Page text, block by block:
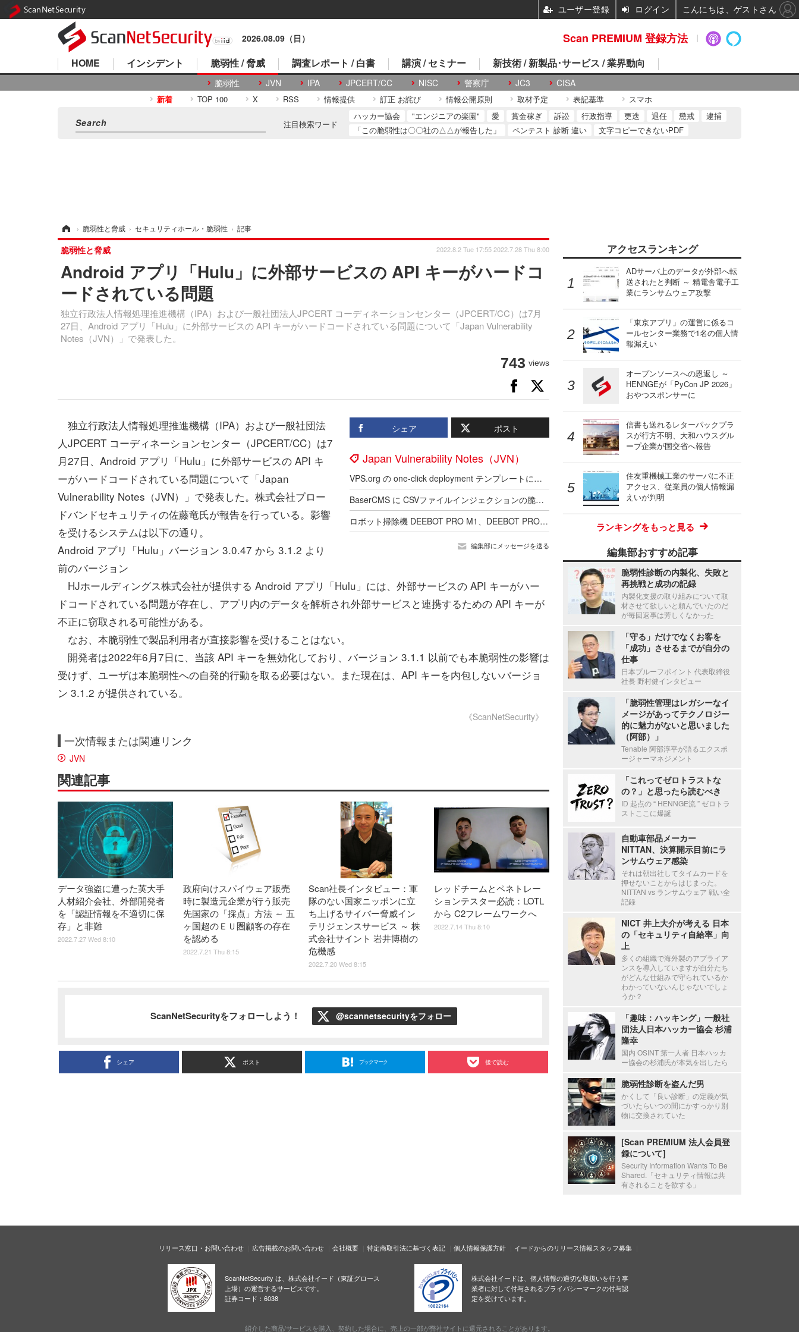
2026.08.09（日）
HOME インシデント 脆弱性 / 脅威
脆弱性 JVN IPA JPCERT/CC NISC 警察庁 JC3 CISA
調査レポート / 白書 講演 / セミナー 新技術 / 新製品･サービス / 業界動向
新着 TOP 100 X RSS 情報提供 訂正 お詫び 情報公開原則 取材予定 表記基準 スマホ
注目検索ワード
ハッカー協会 "エンジニアの楽園" 愛 賞金稼ぎ 訴訟 行政指導 更迭 退任 懲戒
逮捕
「この脆弱性は〇〇社の△△が報告した」
ペンテスト 診断 違い 文字コピーできないPDF
› 脆弱性と脅威 › セキュリティホール・脆弱性 › 記事
Android アプリ「Hulu」に外部サービスの API キーがハードコ
ードされている問題
独立行政法人情報処理推進機構（IPA）および一般社団法人JPCERT コーディネーションセンター（JPCERT/CC）は7月
27日、Android アプリ「Hulu」に外部サービスの API キーがハードコードされている問題について「Japan Vulnerability
Notes（JVN）」で発表した。
脆弱性と脅威 2022.8.2 Tue 17:55 2022.7.28 Thu 8:00
743 views
シェア ポスト
Japan Vulnerability Notes（JVN）
VPS.org の one-click deployment テンプレートに複数の脆弱性
BaserCMS に CSVファイルインジェクションの脆弱性
ロボット掃除機 DEEBOT PRO M1、DEEBOT PRO K1VAC およびスマートフォンアプリ ECOVACS PRO に複数の脆弱性
編集部にメッセージを送る
独立行政法人情報処理推進機構（IPA）および一般社団法
人JPCERT コーディネーションセンター（JPCERT/CC）は7
月27日、Android アプリ「Hulu」に外部サービスの API キ
ーがハードコードされている問題について「Japan
Vulnerability Notes（JVN）」で発表した。株式会社ブロー
ドバンドセキュリティの佐藤竜氏が報告を行っている。影響
を受けるシステムは以下の通り。
Android アプリ「Hulu」バージョン 3.0.47 から 3.1.2 より
前のバージョン
HJホールディングス株式会社が提供する Android アプリ「Hulu」には、外部サービスの API キーがハー
ドコードされている問題が存在し、アプリ内のデータを解析され外部サービスと連携するための API キーが
不正に窃取される可能性がある。
なお、本脆弱性で製品利用者が直接影響を受けることはない。
開発者は2022年6月7日に、当該 API キーを無効化しており、バージョン 3.1.1 以前でも本脆弱性の影響は
受けず、ユーザは本脆弱性への自発的行動を取る必要はない。また現在は、API キーを内包しないバージョ
ン 3.1.2 が提供されている。
《ScanNetSecurity》
一次情報または関連リンク
JVN
関連記事
データ強盗に遭った英大手
人材紹介会社、外部開発者
を「認証情報を不適切に保
存」と非難
2022.7.27 Wed 8:10
政府向けスパイウェア販売
時に製造元企業が行う販売
先国家の「採点」方法 ～ 五
ヶ国超のＥＵ圏顧客の存在
を認める
2022.7.21 Thu 8:15
Scan社長インタビュー：軍
隊のない国家ニッポンに立
ち上げるサイバー脅威イン
テリジェンスサービス ～ 株
式会社サイント 岩井博樹の
危機感
2022.7.20 Wed 8:15
レッドチームとペネトレー
ションテスター必読：LOTL
から C2フレームワークへ
2022.7.14 Thu 8:10
ScanNetSecurityをフォローしよう！ @scannetsecurityをフォロー
シェア ポスト ブックマーク 後で読む
アクセスランキング
ADサーバ上のデータが外部へ転
送されたと判断 ～ 精電舎電子工
業にランサムウェア攻撃
「東京アプリ」の運営に係るコ
ールセンター業務で1名の個人情
報漏えい
オープンソースへの恩返し ～
HENNGEが「PyCon JP 2026」
おやつスポンサーに
信書も送れるレターパックプラ
スが行方不明、大和ハウスグル
ープ企業が国交省へ報告
住友重機械工業のサーバに不正
アクセス、従業員の個人情報漏
えいが判明
ランキングをもっと見る
編集部おすすめ記事
脆弱性診断の内製化、失敗と
再挑戦と成功の記録
内製化支援の取り組みについて取
材させて欲しいと頼んでいたのだ
が毎回返事は芳しくなかった
「守る」だけでなくお客を
「成功」させるまでが自分の
仕事
日本プルーフポイント 代表取締役
社長 野村健インタビュー
「脆弱性管理はレガシーなイ
メージがあってテクノロジー
的に魅力がないと思いました
（阿部）」
Tenable 阿部淳平が語るエクスポ
ージャーマネジメント
「これってゼロトラストな
の？」と思ったら読むべき
ID 起点の “ HENNGE流 ” ゼロトラ
ストここに爆誕
自動車部品メーカー
NITTAN、決算開示目前にラ
ンサムウェア感染
それは朝出社してタイムカードを
押せないことからはじまった。
NITTAN vs ランサムウェア 戦い全
記録
NICT 井上大介が考える 日本
の「セキュリティ自給率」向
上
多くの組織で海外製のアプライア
ンスを導入していますが自分たち
がどんな仕組みで守られているか
わかっていないんじゃないでしょ
うか？
「趣味：ハッキング」一般社
団法人日本ハッカー協会 杉浦
隆幸
国内 OSINT 第一人者 日本ハッカ
ー協会の杉浦氏が本気を出したら
脆弱性診断を盗んだ男
かくして「良い診断」の定義が気
づいたらいつの間にかすっかり別
物に交換されていた
[Scan PREMIUM 法人会員登
録について]
Security Information Wants To Be
Shared.「セキュリティ情報は共
有されることを欲する」
リリース窓口・お問い合わせ 広告掲載のお問い合わせ 会社概要 特定商取引法に基づく表記 個人情報保護方針 イードからのリリース情報スタッフ募集
ScanNetSecurity は、株式会社イード（東証グロース
上場）の運営するサービスです。
証券コード：6038
株式会社イードは、個人情報の適切な取扱いを行う事
業者に対して付与されるプライバシーマークの付与認
定を受けています。
紹介した商品/サービスを購入、契約した場合に、売上の一部が弊社サイトに還元されることがあります。
Scan PREMIUM 登録方法
ScanNetSecurity ユーザー登録 ログイン こんにちは、ゲストさん